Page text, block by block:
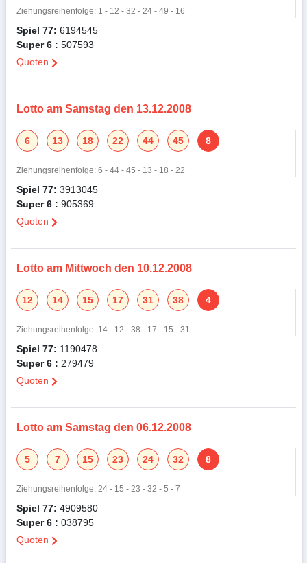
Ziehungsreihenfolge: 1 - 12 - 32 - 24 - 49 - 16
Spiel 77: 6194545
Super 6 : 507593
Quoten
Lotto am Samstag den 13.12.2008
6 13 18 22 44 45 8
Ziehungsreihenfolge: 6 - 44 - 45 - 13 - 18 - 22
Spiel 77: 3913045
Super 6 : 905369
Quoten
Lotto am Mittwoch den 10.12.2008
12 14 15 17 31 38 4
Ziehungsreihenfolge: 14 - 12 - 38 - 17 - 15 - 31
Spiel 77: 1190478
Super 6 : 279479
Quoten
Lotto am Samstag den 06.12.2008
5 7 15 23 24 32 8
Ziehungsreihenfolge: 24 - 15 - 23 - 32 - 5 - 7
Spiel 77: 4909580
Super 6 : 038795
Quoten